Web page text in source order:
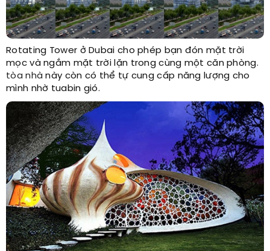
Rotating Tower ở Dubai cho phép bạn đón mặt trời
mọc và ngắm mặt trời lặn trong cùng một căn phòng.
tòa nhà này còn có thể tự cung cấp năng lượng cho
mình nhờ tuabin gió.